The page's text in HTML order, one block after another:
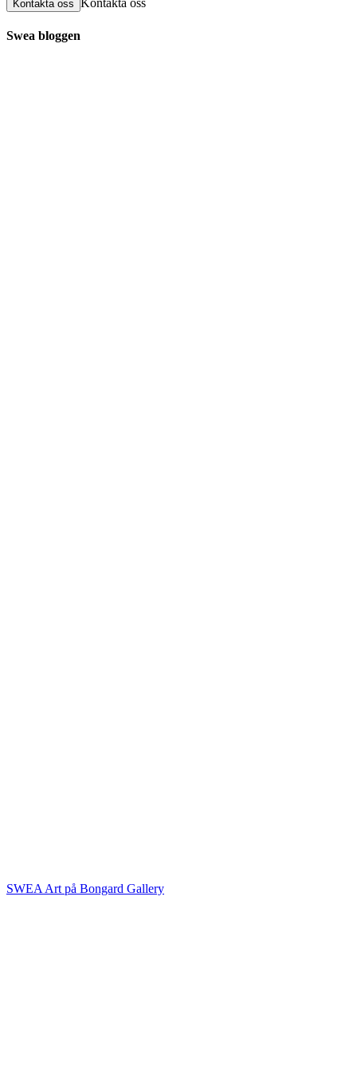
Kontakta oss Kontakta oss
Swea bloggen
SWEA Art på Bongard Gallery